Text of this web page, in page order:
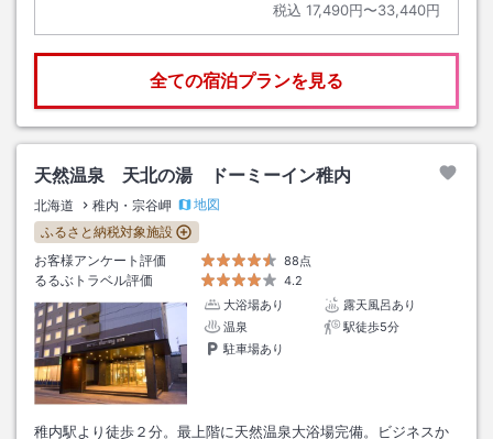
税込 17,490円〜33,440円
全ての宿泊プランを見る
天然温泉 天北の湯 ドーミーイン稚内
北海道 稚内・宗谷岬
地図
ふるさと納税対象施設
お客様アンケート評価
88点
るるぶトラベル評価
4.2
大浴場あり
露天風呂あり
温泉
駅徒歩5分
駐車場あり
稚内駅より徒歩２分。最上階に天然温泉大浴場完備。ビジネスか